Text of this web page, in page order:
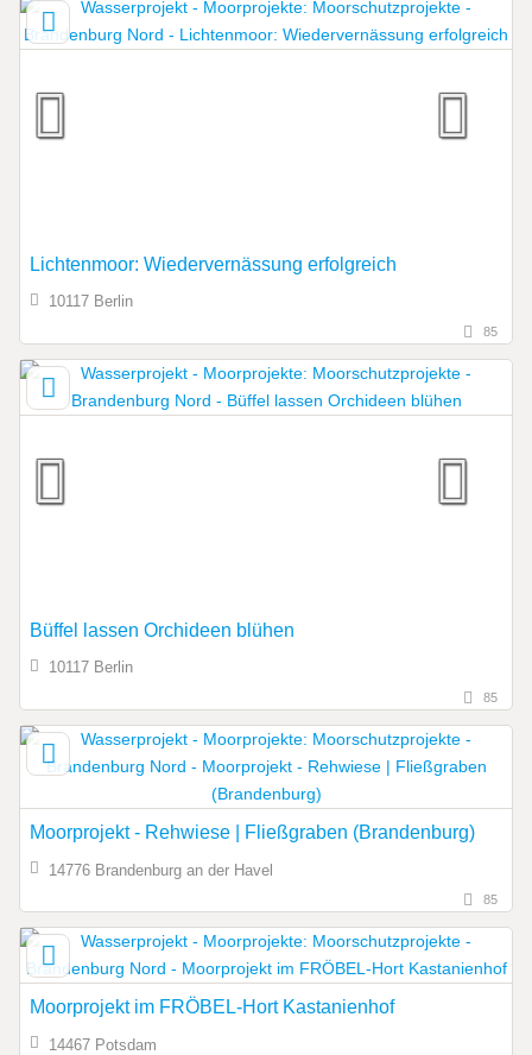
Lichtenmoor: Wiedervernässung erfolgreich
10117 Berlin
85
Büffel lassen Orchideen blühen
10117 Berlin
85
Moorprojekt - Rehwiese | Fließgraben (Brandenburg)
14776 Brandenburg an der Havel
85
Moorprojekt im FRÖBEL-Hort Kastanienhof
14467 Potsdam